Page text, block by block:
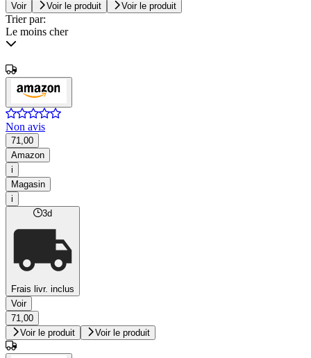
Voir Voir le produit Voir le produit
Trier par:
Le moins cher
Non avis
71,00
Amazon
i
Magasin
i
3d
Frais livr. inclus
Voir
71,00
Voir le produit
Voir le produit